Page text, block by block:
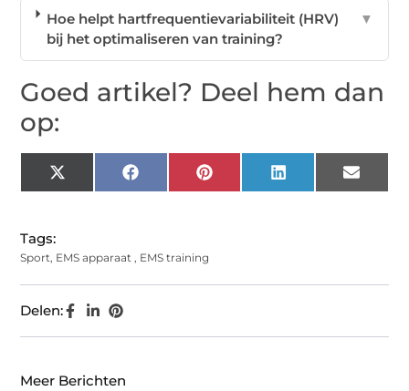
Hoe helpt hartfrequentievariabiliteit (HRV)
bij het optimaliseren van training?
▼
Goed artikel? Deel hem dan
op:
X
(Twitter)
Facebook Pinterest LinkedIn Email
Tags:
Sport, EMS apparaat , EMS training
Delen:
Meer Berichten